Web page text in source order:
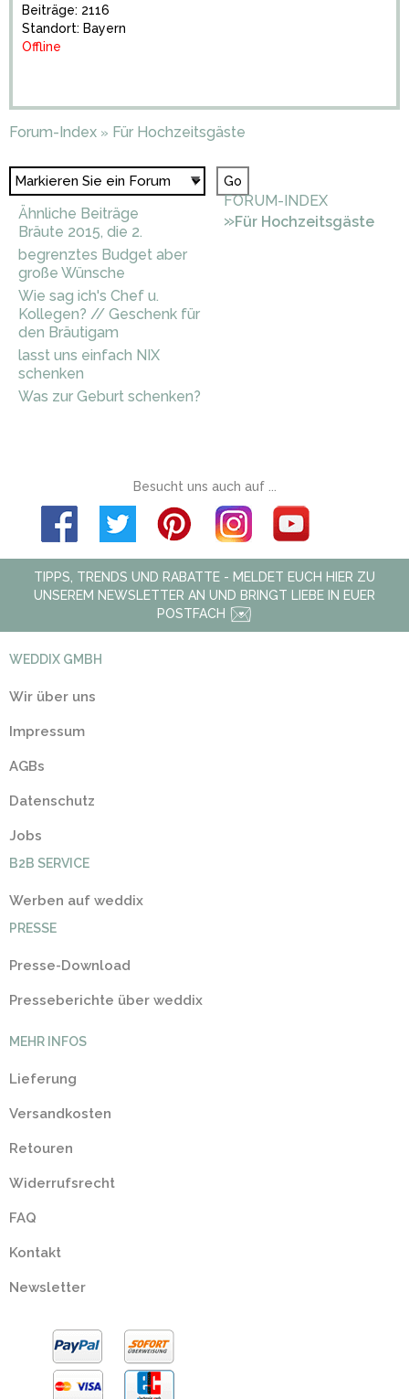
Beiträge: 2116
Standort: Bayern
Offline
Forum-Index » Für Hochzeitsgäste
Ähnliche Beiträge
Bräute 2015, die 2.
begrenztes Budget aber
große Wünsche
Wie sag ich's Chef u.
Kollegen? // Geschenk für
den Bräutigam
lasst uns einfach NIX
schenken
Was zur Geburt schenken?
FORUM-INDEX
»Für Hochzeitsgäste
Besucht uns auch auf ...
TIPPS, TRENDS UND RABATTE - MELDET EUCH HIER ZU
UNSEREM NEWSLETTER AN UND BRINGT LIEBE IN EUER
POSTFACH
WEDDIX GMBH
Wir über uns
Impressum
AGBs
Datenschutz
Jobs
B2B SERVICE
Werben auf weddix
PRESSE
Presse-Download
Presseberichte über weddix
MEHR INFOS
Lieferung
Versandkosten
Retouren
Widerrufsrecht
FAQ
Kontakt
Newsletter